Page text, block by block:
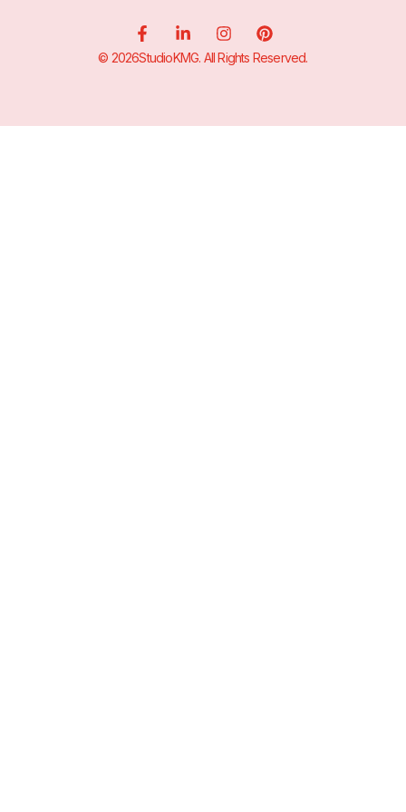
© 2026StudioKMG. All Rights Reserved.